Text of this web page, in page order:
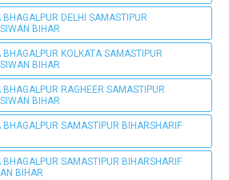
BHAGALPUR DELHI SAMASTIPUR
BIHAR
BHAGALPUR KOLKATA SAMASTIPUR
BIHAR
BHAGALPUR RAGHEER SAMASTIPUR
BIHAR
BHAGALPUR SAMASTIPUR BIHARSHARIF
BHAGALPUR SAMASTIPUR BIHARSHARIF
BIHAR